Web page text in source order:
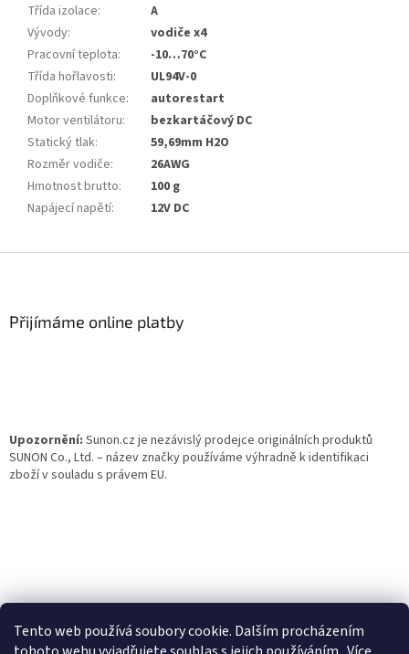
Tento web používá soubory cookie. Dalším procházením
Třída izolace:
A
Vývody:
vodiče x4
Pracovní teplota:
-10…70°C
Třída hořlavosti:
UL94V-0
Doplňkové funkce:
autorestart
Motor ventilátoru:
bezkartáčový DC
Statický tlak:
59,69mm H2O
Rozměr vodiče:
26AWG
Hmotnost brutto:
100 g
Napájecí napětí: 12V DC
Přijímáme online platby
Upozornění: Sunon.cz je nezávislý prodejce originálních produktů
SUNON Co., Ltd. – název značky používáme výhradně k identifikaci
zboží v souladu s právem EU.